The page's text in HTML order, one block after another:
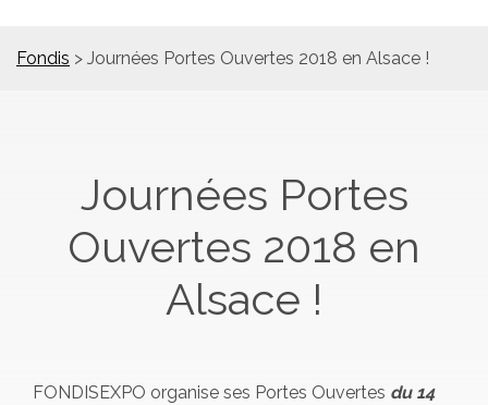
Fondis > Journées Portes Ouvertes 2018 en Alsace !
Journées Portes
Ouvertes 2018 en
Alsace !
FONDISEXPO organise ses Portes Ouvertes du 14